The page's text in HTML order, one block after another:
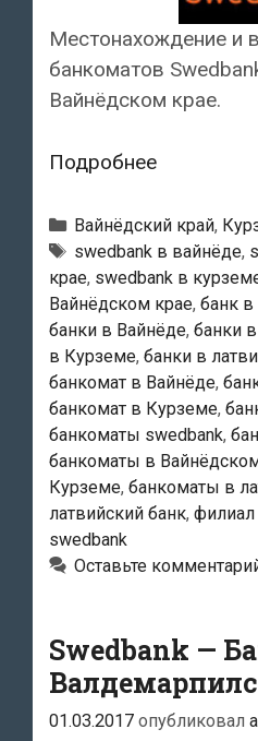
Местонахождение и
банкоматов
Вайнёдском крае.
ПодробнееSwedbank
в
Вайнёде
Рубрики
Вайнёдский край,
Тэги
swedbank в вайнёде,
крае, swedbank в
Вайнёдском крае, банк
банки в Вайнёде, банки
в Курземе, банки в
банкомат в Вайнёде,
банкомат в Курземе,
банкоматы swedbank,
банкоматы в
Курземе, банкоматы в
латвийский банк, филиал
swedbank
Оставьте
Swedbank —
01.03.2017 опубликовал